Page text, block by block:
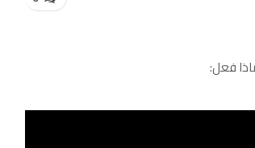
فعل: